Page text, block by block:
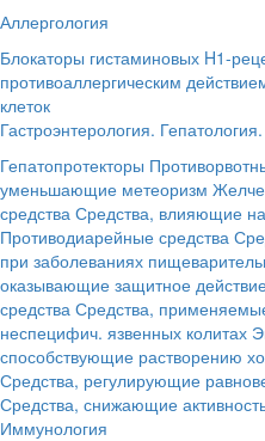
Аллергология
Блокаторы гистаминовых H1-
противоаллергическим
клеток
Гастроэнтерология. Гепатология.
Гепатопротекторы
уменьшающие метеоризм
средства Средства, влияющие
Противодиарейные средства
при заболеваниях
оказывающие защитное
средства Средства,
неспецифич. язвенных колитах
способствующие растворению
Средства, регулирующие
Средства, снижающие
Иммунология